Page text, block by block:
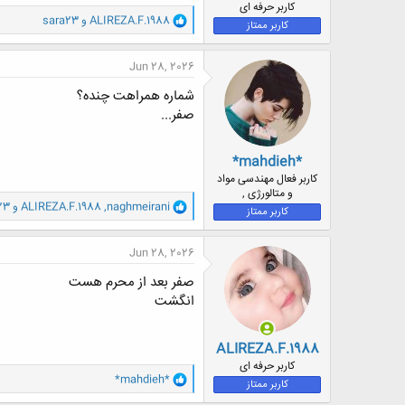
کاربر حرفه ای
کاربر ممتاز
و
ا
ک
ن
ش
ه
ا
:
ALIREZA.F.1988 و sara23
*mahdieh*
کاربر فعال مهندسی مواد
و متالورژی ,
کاربر ممتاز
Jun 28, 2026
شماره همراهت چنده؟
صفر...
و
ا
ک
ن
ش
ه
:
naghmeirani
,
ALIREZA.F.1988 و
ALIREZA.F.1988
کاربر حرفه ای
کاربر ممتاز
Jun 28, 2026
صفر بعد از محرم هست
انگشت
و
ا
*mahdieh*